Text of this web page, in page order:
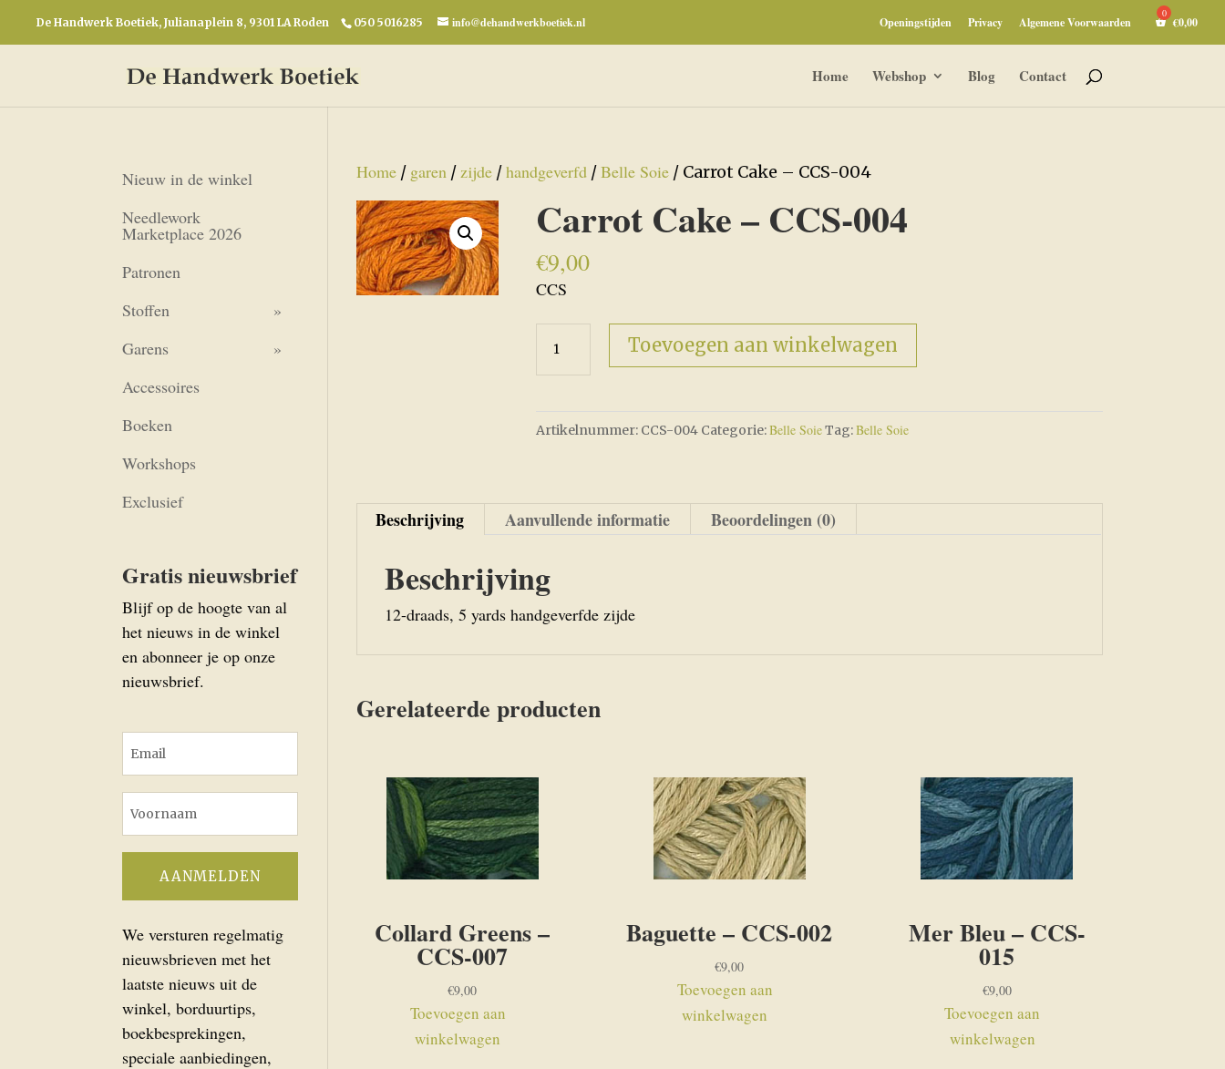
De Handwerk Boetiek, Julianaplein 8, 9301 LA Roden 050 5016285 info@dehandwerkboetiek.nl Openingstijden Privacy Algemene Voorwaarden €0,00
Home Webshop Blog Contact
Home / garen /zijde /handgeverfd /Belle Soie / Carrot Cake – CCS-004
Carrot Cake – CCS-004
€9,00
CCS
Cake
004
Toevoegen aan winkelwagen
Artikelnummer: CCS-004 Categorie:Belle SoieTag:Belle Soie
Beschrijving Aanvullende informatie Beoordelingen (0)
Beschrijving
12-draads, 5 yards handgeverfde zijde
Gerelateerde producten
Collard Greens –
CCS-007
€9,00
Toevoegen aan
winkelwagen
Baguette – CCS-002
€9,00
Toevoegen aan
winkelwagen
Mer Bleu – CCS-
015
€9,00
Toevoegen aan
winkelwagen
Nieuw in de winkel
Needlework
Marketplace 2026
Patronen
Stoffen
Garens
Accessoires
Boeken
Workshops
Exclusief
Gratis nieuwsbrief
Blijf op de hoogte van al
het nieuws in de winkel
en abonneer je op onze
nieuwsbrief.
We versturen regelmatig
nieuwsbrieven met het
laatste nieuws uit de
winkel, borduurtips,
boekbesprekingen,
speciale aanbiedingen,